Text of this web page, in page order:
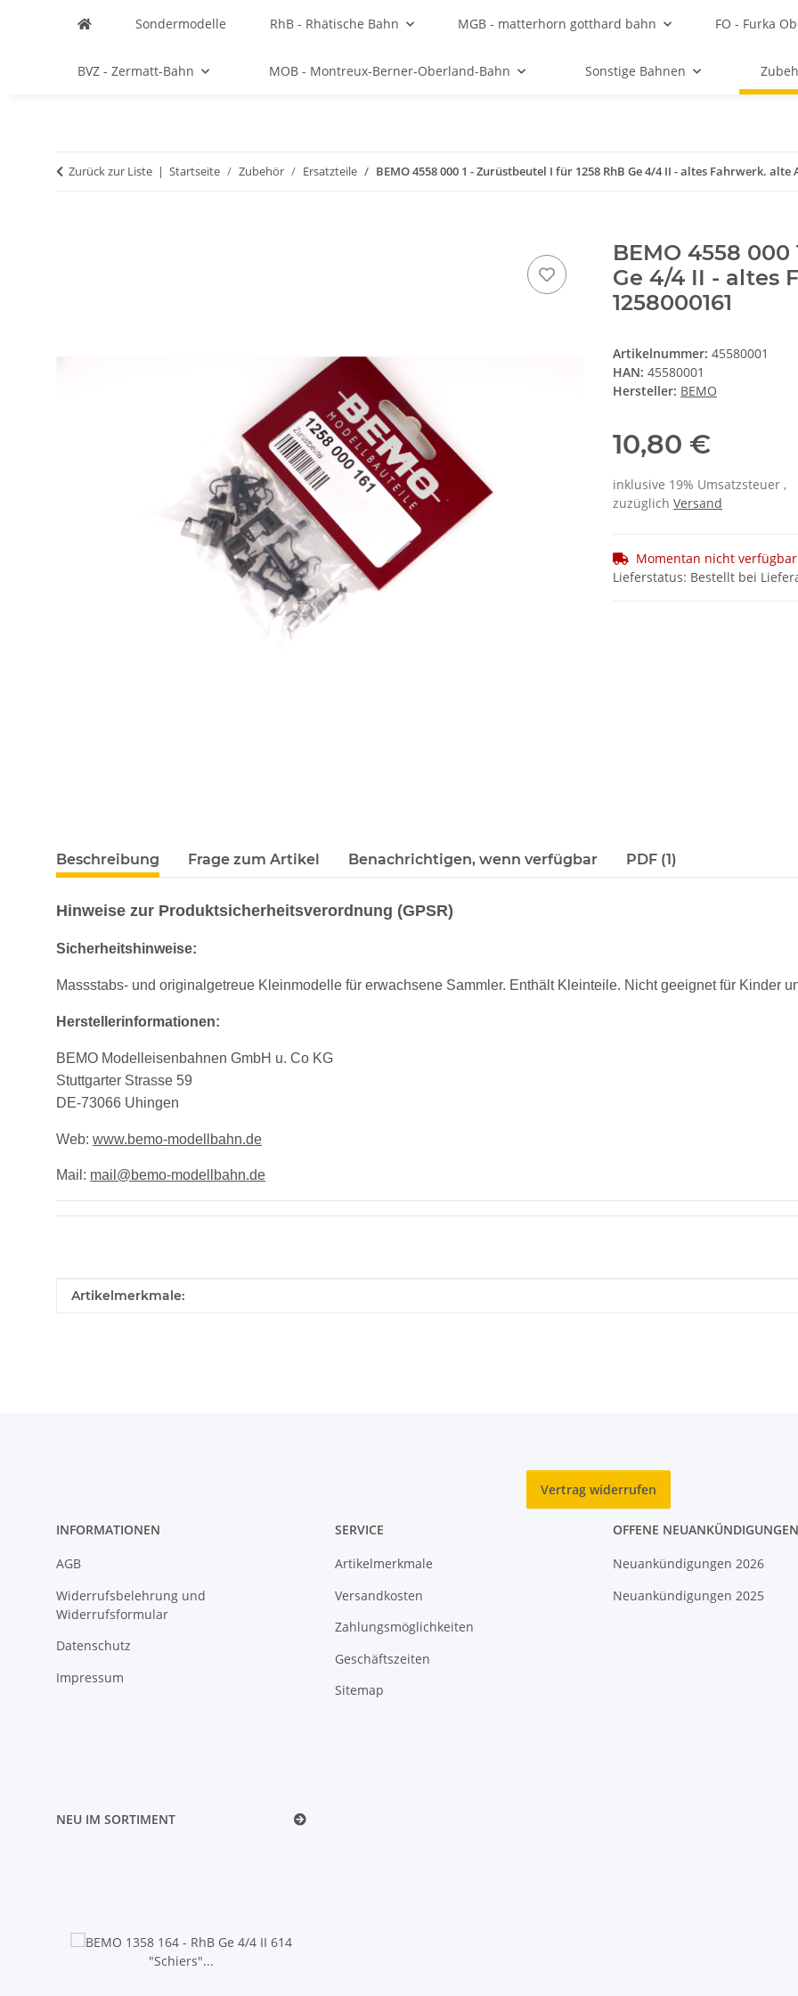
Sondermodelle RhB - Rhätische Bahn MGB - matterhorn gotthard bahn FO - Furka
BVZ - Zermatt-Bahn MOB - Montreux-Berner-Oberland-Bahn Sonstige Bahnen
Zurück zur Liste Startseite Zubehör Ersatzteile BEMO 4558 000 1 - Zurüstbeutel I für 1258 RhB Ge 4/4 II - altes Fahrwerk.
BEMO 4558
Ge 4/4 II - altes
1258000161
Artikelnummer: 45580001
HAN: 45580001
Hersteller: BEMO
10,80 €
inklusive 19% Umsatzsteuer ,
zuzüglich Versand
Momentan nicht verfügbar
Lieferstatus: Bestellt bei
Beschreibung Frage zum Artikel Benachrichtigen, wenn verfügbar PDF (1)
Hinweise zur Produktsicherheitsverordnung (GPSR)
Sicherheitshinweise:
Massstabs- und originalgetreue Kleinmodelle für erwachsene Sammler. Enthält Kleinteile. Nicht geeignet für Kinder
Herstellerinformationen:
BEMO Modelleisenbahnen GmbH u. Co KG
Stuttgarter Strasse 59
DE-73066 Uhingen
Web: www.bemo-modellbahn.de
Mail: mail@bemo-modellbahn.de
Produkteigenschaft
Wert
Artikelmerkmale:
Vertrag widerrufen
INFORMATIONEN
AGB
Widerrufsbelehrung und
Widerrufsformular
Datenschutz
Impressum
SERVICE
Artikelmerkmale
Versandkosten
Zahlungsmöglichkeiten
Geschäftszeiten
Sitemap
OFFENE NEUANKÜNDIGUNGEN
Neuankündigungen 2026
Neuankündigungen 2025
NEU IM SORTIMENT